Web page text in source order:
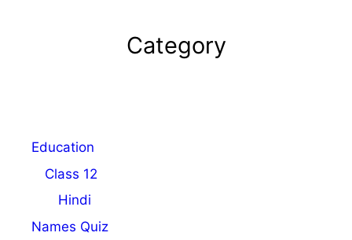
Category
Education
Class 12
Hindi
Names Quiz